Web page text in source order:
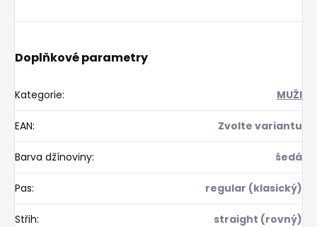
Doplňkové parametry
Kategorie: MUŽI
EAN: Zvolte variantu
Barva džínoviny: šedá
Pas: regular (klasický)
Střih: straight (rovný)